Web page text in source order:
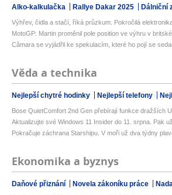
Alko-kalkulačka Rallye Dakar 2025 Dálniční
Výhřev, čidla a stačí, říká průzkum. Pokročilá elektronika
MotoGP: Martin proměnil pole position ve výhru v
Câmara se vyjádřil ke spekulacím, které ho pojí se
Věda a technika
Nejlepší chytré hodinky Nejlepší telefony
Bose QuietComfort 2nd Gen přebírají funkce dražších
Aktualizujte své Windows 11 Insider do 11. srpna. Pak
Pokračuje záchrana Starshipu. V moři už dva týdny
Ekonomika a byznys
Daňové přiznání Novela zákoníku práce